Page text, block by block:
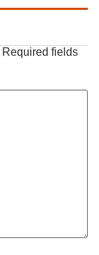
Required fields